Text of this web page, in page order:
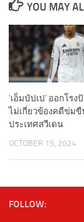
YOU MAY
‘เอ็มบัปเป’ ออกโรง
ไม่เกี่ยวข้องคดีข่ม
ประเทศสวีเดน
OCTOBER 15, 2024
FOLLOW: